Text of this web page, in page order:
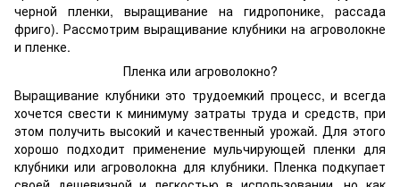
черной пленки, выращивание на гидропонике, рассада
фриго). Рассмотрим выращивание клубники на агроволокне
и пленке.
Пленка или агроволокно?
Выращивание клубники это трудоемкий процесс, и всегда
хочется свести к минимуму затраты труда и средств, при
этом получить высокий и качественный урожай. Для этого
хорошо подходит применение мульчирующей пленки для
клубники или агроволокна для клубники. Пленка подкупает